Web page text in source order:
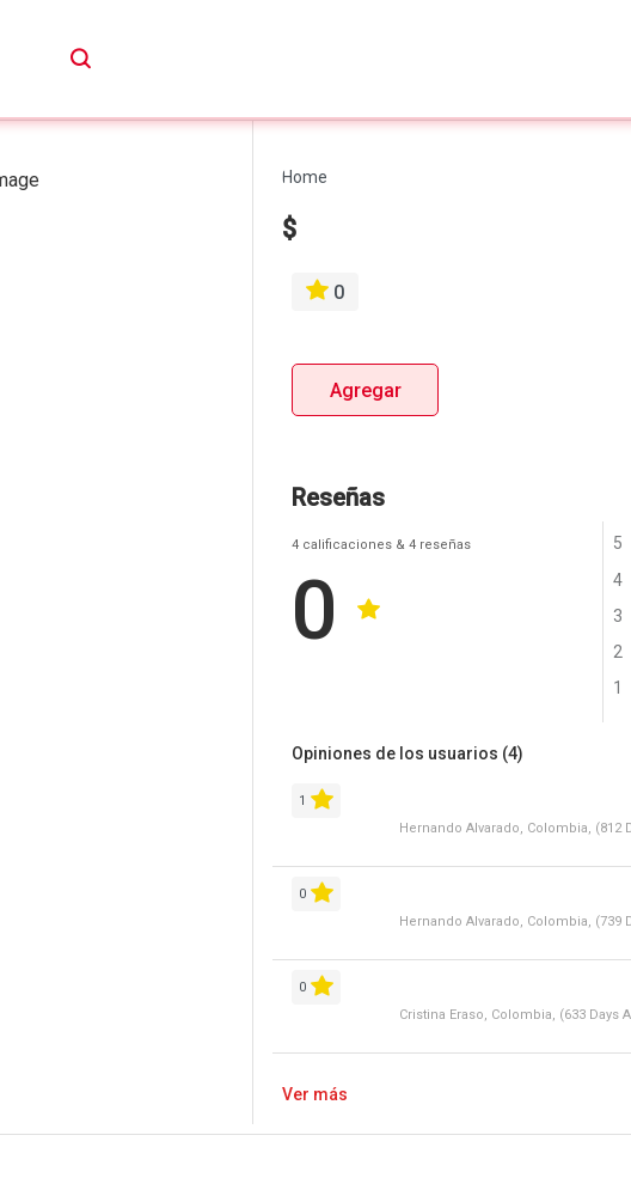
Home
$
0
Agregar
Reseñas
4 calificaciones & 4 reseñas
0
5
4
3
2
1
Opiniones de los usuarios (4)
1
Hernando Alvarado, Colombia, (812
0
Hernando Alvarado, Colombia, (739
0
Cristina Eraso, Colombia, (633 Days
Ver más